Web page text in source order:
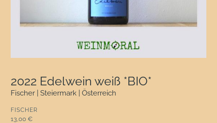
2022 Edelwein weiß *BIO*
Fischer | Steiermark | Österreich
VERKÄUFER
FISCHER
Normaler Preis
13,00 €